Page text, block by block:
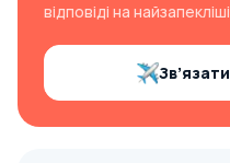
відповіді на